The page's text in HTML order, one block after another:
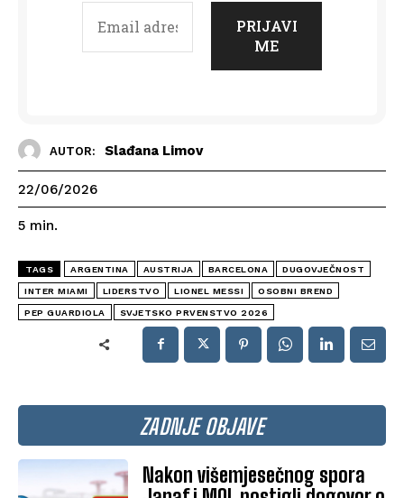
ZADNJE OBJAVE
Nakon višemjesečnog spora
AUTOR: Slađana Limov
22/06/2026
5 min.
TAGS ARGENTINA AUSTRIJA BARCELONA DUGOVJEČNOST
INTER MIAMI LIDERSTVO LIONEL MESSI OSOBNI BREND
PEP GUARDIOLA SVJETSKO PRVENSTVO 2026